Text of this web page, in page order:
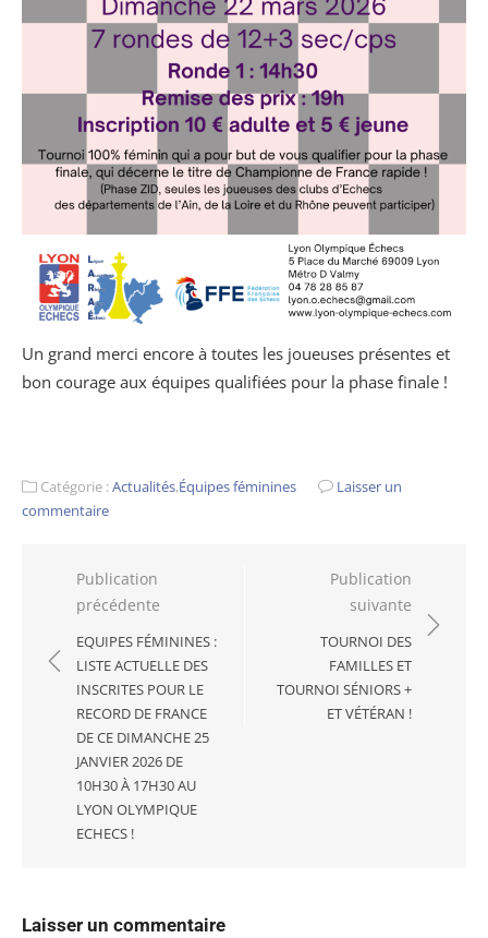
Un grand merci encore à toutes les joueuses présentes et
bon courage aux équipes qualifiées pour la phase finale !
Catégorie :Actualités,Équipes féminines
Laisser un
commentaire
Navigation
l’article
Publication
précédente
EQUIPES FÉMININES :
LISTE ACTUELLE DES
INSCRITES POUR LE
RECORD DE FRANCE
DE CE DIMANCHE 25
JANVIER 2026 DE
10H30 À 17H30 AU
LYON OLYMPIQUE
ECHECS !
Publication
suivante
TOURNOI DES
FAMILLES ET
TOURNOI SÉNIORS +
ET VÉTÉRAN !
Laisser un commentaire